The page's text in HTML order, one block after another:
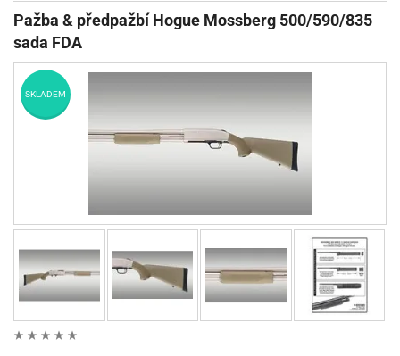
OPTIKA
STŘELIVO
PŘÍSLUŠENSTVÍ
DETEKTORY KOVŮ
Pažba & předpažbí Hogue Mossberg 500/590/835
sada FDA
SKLADEM